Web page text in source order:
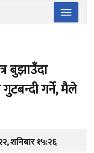
Toggle
बुझाउँदा
गर्ने, मैले
शनिबार १५:२६